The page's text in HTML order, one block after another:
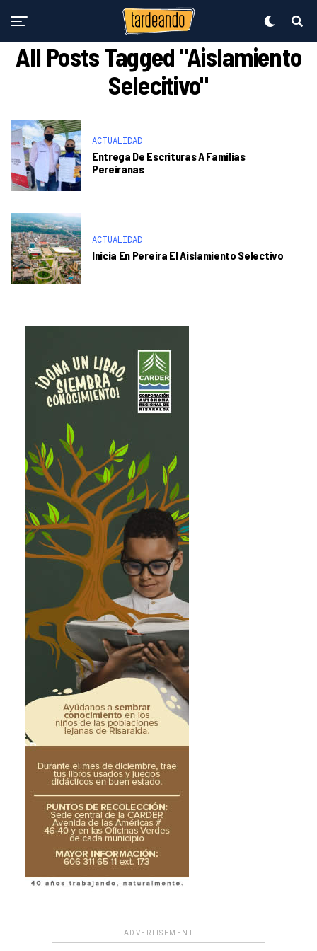
All Posts Tagged "Aislamiento
Selecitivo"
ACTUALIDAD
Entrega De Escrituras A Familias
Pereiranas
ACTUALIDAD
Inicia En Pereira El Aislamiento Selectivo
ADVERTISEMENT